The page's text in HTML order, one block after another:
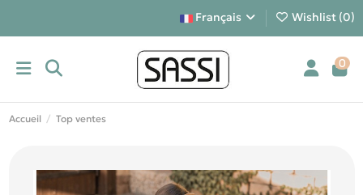
Français Wishlist (0)
0
Accueil Top ventes